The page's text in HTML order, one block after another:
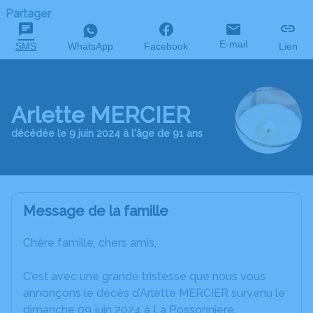
Partager
SMS WhatsApp Facebook E-mail Lien
Arlette MERCIER
décédée le 9 juin 2024 à l'âge de 91 ans
Message de la famille
Chère famille, chers amis,
C’est avec une grande tristesse que nous vous
annonçons le décès d’Arlette MERCIER survenu le
dimanche 09 juin 2024 à La Possonniere.